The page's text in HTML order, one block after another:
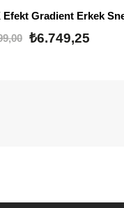
Efekt Gradient Erkek
₺6.749,25